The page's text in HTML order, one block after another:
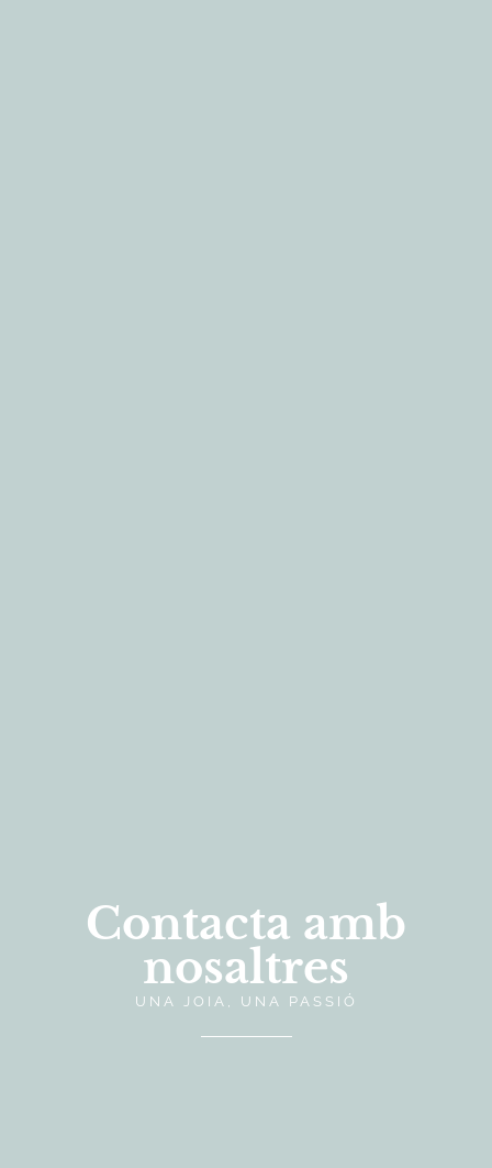
Contacta amb
nosaltres
UNA JOIA, UNA PASSIÓ